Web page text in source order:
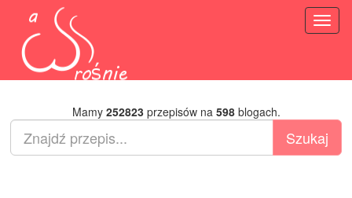
Mamy 252823przepisów na 598blogach.